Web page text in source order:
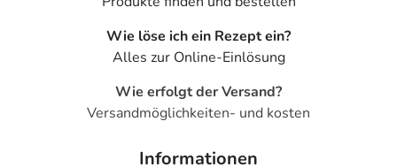
- Geschmacksstörungen
- Kopfschmerzen
- Schwindelgefühl
Wie löse ich ein Rezept ein?
Alles zur Online-Einlösung
Wie erfolgt der Versand?
Versandmöglichkeiten- und kosten
Informationen